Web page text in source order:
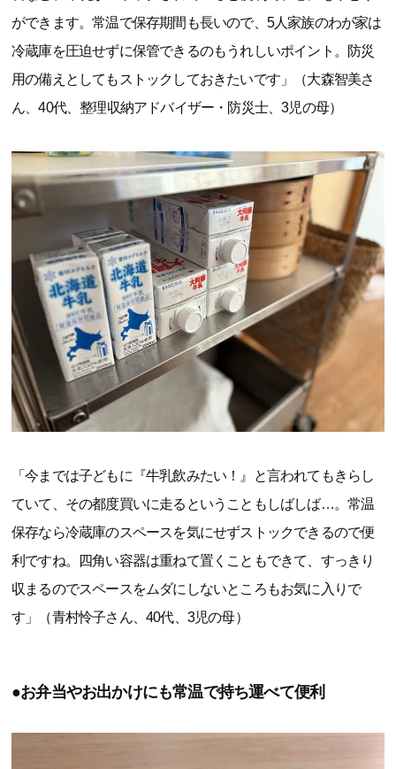
ができます。常温で保存期間も長いので、5人家族のわが家は
冷蔵庫を圧迫せずに保管できるのもうれしいポイント。防災
用の備えとしてもストックしておきたいです」（大森智美さ
ん、40代、整理収納アドバイザー・防災士、3児の母）
「今までは子どもに『牛乳飲みたい！』と言われてもきらし
ていて、その都度買いに走るということもしばしば…。常温
保存なら冷蔵庫のスペースを気にせずストックできるので便
利ですね。四角い容器は重ねて置くこともできて、すっきり
収まるのでスペースをムダにしないところもお気に入りで
す」（青村怜子さん、40代、3児の母）
●お弁当やお出かけにも常温で持ち運べて便利